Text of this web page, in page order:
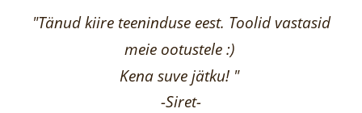
"Tänud kiire teeninduse eest. Toolid vastasid
meie ootustele :)
Kena suve jätku! "
-Siret-